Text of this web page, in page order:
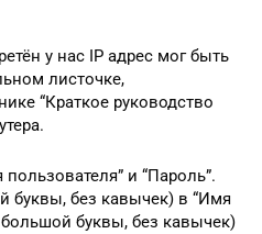
у нас IP адрес мог быть
листочке,
“Краткое руководство
и “Пароль”.
буквы, без кавычек) в “Имя
большой буквы, без кавычек)